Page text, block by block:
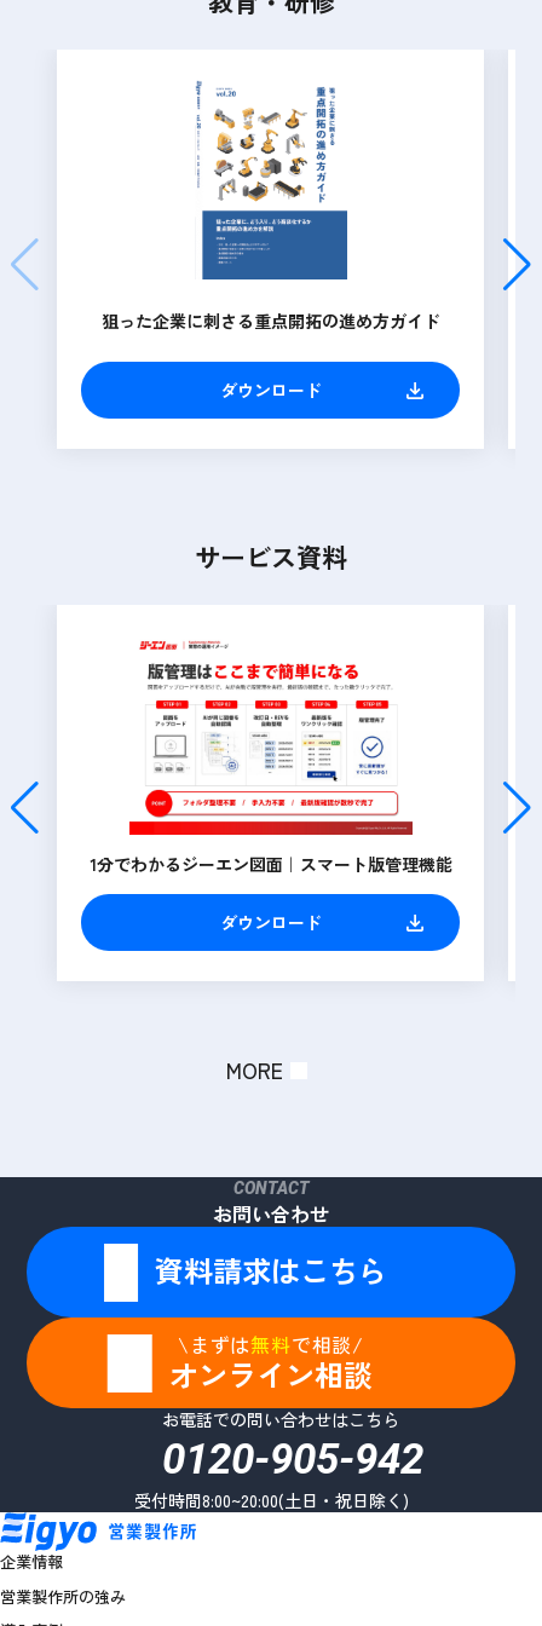
狙った企業に刺さる重点開拓の進め方ガイド
ダウンロード
サービス資料
1分でわかるジーエン図面｜スマート版管理機能
ダウンロード
MORE
CONTACT
お問い合わせ
資料請求はこちら
\まずは無料で相談/
オンライン相談
お電話での問い合わせはこちら
0120-905-942
受付時間8:00~20:00(土日・祝日除く)
企業情報
営業製作所の強み